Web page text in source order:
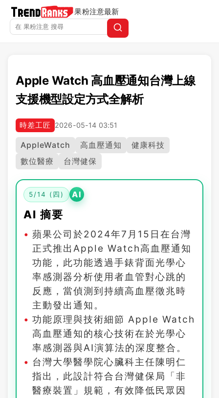
果粉注意最新
Apple Watch 高血壓通知台灣上線
支援機型設定方式全解析
時差工匠 2026-05-14 03:51
AppleWatch 高血壓通知
健康科技
數位醫療
台灣健保
5/14 (四) AI
AI 摘要
蘋果公司於2024年7月15日在台灣
正式推出Apple Watch高血壓通知
功能，此功能透過手錶背面光學心
率感測器分析使用者血管對心跳的
反應，當偵測到持續高血壓徵兆時
主動發出通知。
功能原理與技術細節 Apple Watch
高血壓通知的核心技術在於光學心
率感測器與AI演算法的深度整合。
台灣大學醫學院心臟科主任陳明仁
指出，此設計符合台灣健保局「非
醫療裝置」規範，有效降低民眾因